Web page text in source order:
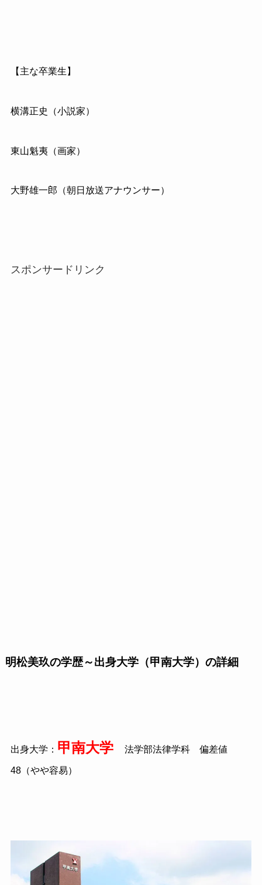
【主な卒業生】
横溝正史（小説家）
東山魁夷（画家）
大野雄一郎（朝日放送アナウンサー）
スポンサードリンク
明松美玖の学歴～出身大学（甲南大学）の詳細
出身大学： 甲南大学 法学部法律学科 偏差値
48（やや容易）